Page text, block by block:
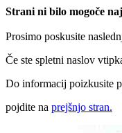
Strani ni bilo mogoče
Prosimo poskusite
Če ste spletni naslov
Do informacij poizkusite
pojdite na prejšnjo stran.